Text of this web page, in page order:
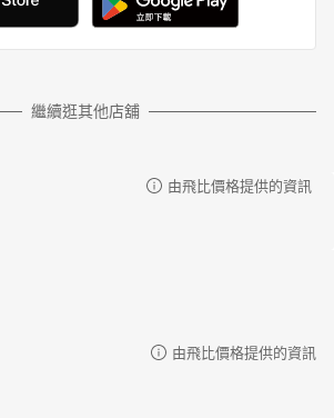
繼續逛其他店舖
由飛比價格提供的資訊
由飛比價格提供的資訊